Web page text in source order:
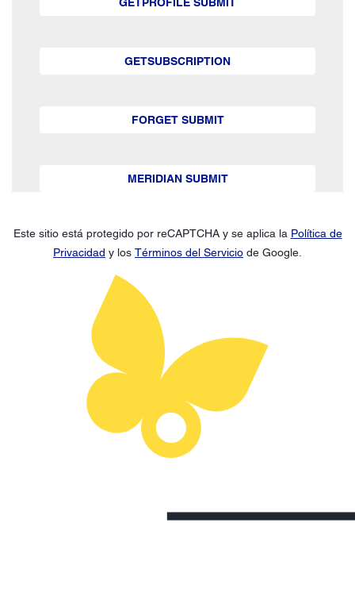
GETSUBSCRIPTION
FORGET SUBMIT
MERIDIAN SUBMIT
Este sitio está protegido por reCAPTCHA y se aplica la Política de
Privacidad y los Términos del Servicio de Google.